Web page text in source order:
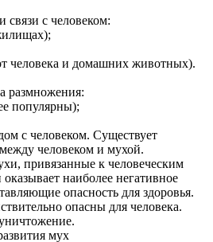
связи с человеком:
человека и домашних животных).
размножения:
популярны);
с человеком. Существует
человеком и мухой.
привязанные к человеческим
наиболее негативное
опасность для здоровья.
опасны для человека.